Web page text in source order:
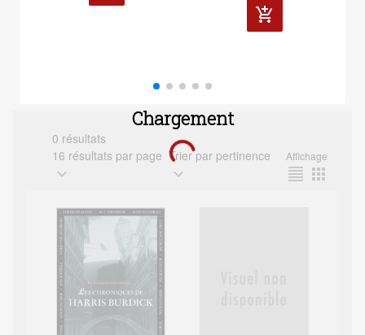
add_shopping_cart
Chargement
0 résultats
16 résultats par page
expand_more
Trier par pertinence
expand_more
Affichage
format_align_justify apps